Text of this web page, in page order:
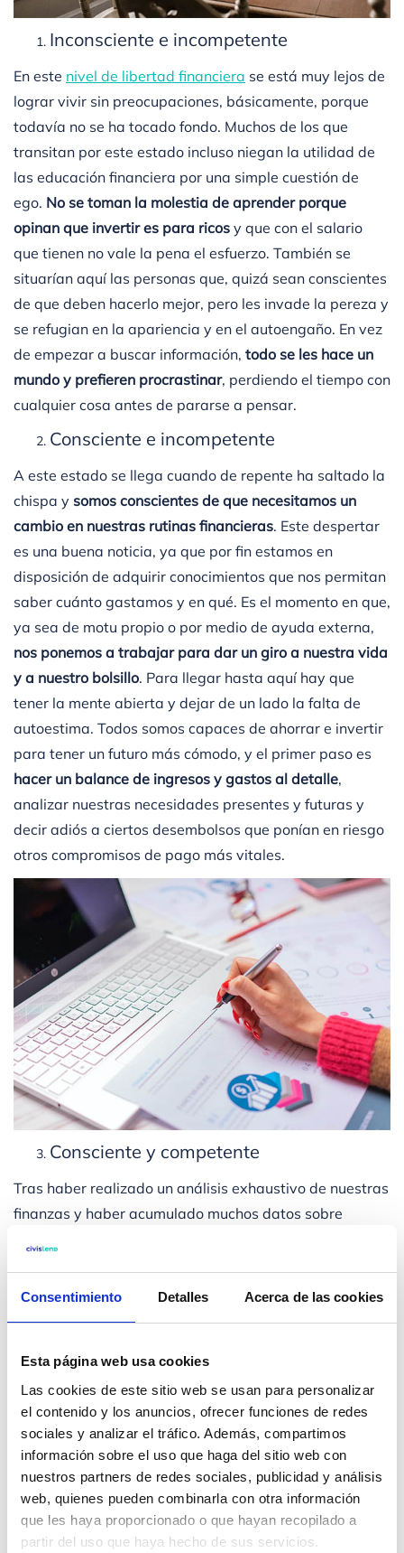
Consentimiento Detalles Acerca de las cookies
Esta página web usa cookies
Las cookies de este sitio web se usan para personalizar
el contenido y los anuncios, ofrecer funciones de redes
sociales y analizar el tráfico. Además, compartimos
información sobre el uso que haga del sitio web con
nuestros partners de redes sociales, publicidad y análisis
web, quienes pueden combinarla con otra información
que les haya proporcionado o que hayan recopilado a
partir del uso que haya hecho de sus servicios.
Inconsciente e incompetente
En este nivel de libertad financiera se está muy lejos de
lograr vivir sin preocupaciones, básicamente, porque
todavía no se ha tocado fondo. Muchos de los que
transitan por este estado incluso niegan la utilidad de
las educación financiera por una simple cuestión de
ego. No se toman la molestia de aprender porque
opinan que invertir es para ricos y que con el salario
que tienen no vale la pena el esfuerzo. También se
situarían aquí las personas que, quizá sean conscientes
de que deben hacerlo mejor, pero les invade la pereza y
se refugian en la apariencia y en el autoengaño. En vez
de empezar a buscar información, todo se les hace un
mundo y prefieren procrastinar, perdiendo el tiempo con
cualquier cosa antes de pararse a pensar.
Consciente e incompetente
A este estado se llega cuando de repente ha saltado la
chispa y somos conscientes de que necesitamos un
cambio en nuestras rutinas financieras. Este despertar
es una buena noticia, ya que por fin estamos en
disposición de adquirir conocimientos que nos permitan
saber cuánto gastamos y en qué. Es el momento en que,
ya sea de motu propio o por medio de ayuda externa,
nos ponemos a trabajar para dar un giro a nuestra vida
y a nuestro bolsillo. Para llegar hasta aquí hay que
tener la mente abierta y dejar de un lado la falta de
autoestima. Todos somos capaces de ahorrar e invertir
para tener un futuro más cómodo, y el primer paso es
hacer un balance de ingresos y gastos al detalle,
analizar nuestras necesidades presentes y futuras y
decir adiós a ciertos desembolsos que ponían en riesgo
otros compromisos de pago más vitales.
Consciente y competente
Tras haber realizado un análisis exhaustivo de nuestras
finanzas y haber acumulado muchos datos sobre
tengamos dudas y que queden algunos puntos por
inversiónnos movemos. Aunque el asesoramiento
profesional es un estupendo recurso, podemos actuar
por cuenta propia, y a base de ensayo y error,
lograremos alcanzar el grado de expertos.Es una
cuestión de tiempo, y muchas veces, tendremos la
tentación de darnos por vencidos
, pero debemos
recordar que el seguimiento es imprescindible y que la
satisfacción, ya no solo de llegar a fin de mes y tener